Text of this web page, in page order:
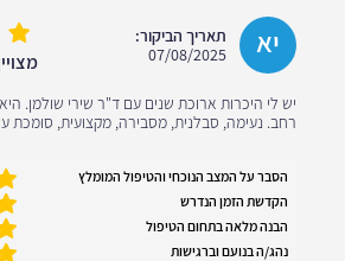
יא
תאריך הביקור:
07/08/2025
יש לי היכרות ארוכת שנים עם ד"ר שירי שולמן.
רחב. נעימה, סבלנית, מסבירה, מקצועית, סומכת
הסבר על המצב הנוכחי והטיפול המומלץ
הקדשת הזמן הנדרש
הבנה מלאה בתחום הטיפול
נהג/ה בנועם וברגישות